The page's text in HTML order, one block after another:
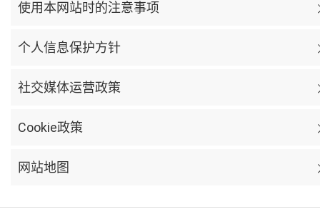
使用本网站时的注意事项
个人信息保护方针
社交媒体运营政策
Cookie政策
网站地图